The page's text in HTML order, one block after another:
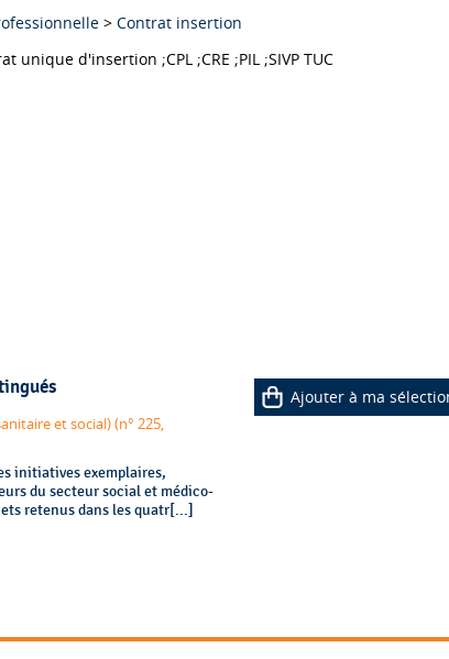
> Contrat insertion
Contrat d'intégration professionnelle ;Contrat emploi solidarité ;Contrat unique d'insertion ;CPL ;CRE ;PIL ;SIVP TUC
et social) (n° 225,
initiatives exemplaires,
du secteur social et médico-
retenus dans les quatr[...]
Ajouter à ma